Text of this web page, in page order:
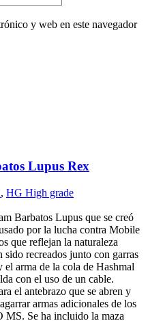
y web en este navegador
Lupus Rex
, HG High grade
Barbatos Lupus que se creó
por la lucha contra Mobile
que reflejan la naturaleza
recreados junto con garras
el arma de la cola de Hashmal
con el uso de un cable.
el antebrazo que se abren y
armas adicionales de los
MS. Se ha incluido la maza